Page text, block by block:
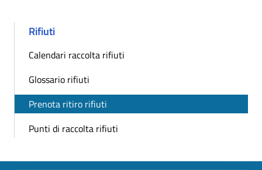
Rifiuti
Calendari raccolta rifiuti
Glossario rifiuti
Prenota ritiro rifiuti
Punti di raccolta rifiuti